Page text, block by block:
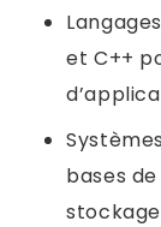
et C++
bases